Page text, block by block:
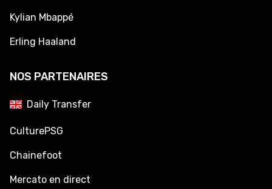
Kylian Mbappé
Erling Haaland
NOS PARTENAIRES
Daily Transfer
CulturePSG
Chainefoot
Mercato en direct